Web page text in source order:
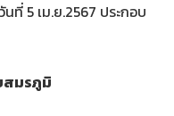
ที่ 5 เม.ย.2567 ประกอบ
สมรภูมิ